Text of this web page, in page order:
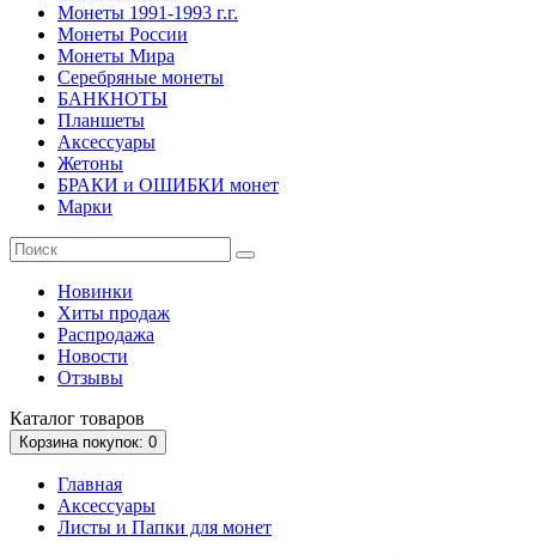
Монеты 1991-1993 г.г.
Монеты России
Монеты Мира
Серебряные монеты
БАНКНОТЫ
Планшеты
Аксессуары
Жетоны
БРАКИ и ОШИБКИ монет
Марки
Новинки
Хиты продаж
Распродажа
Новости
Отзывы
Каталог товаров
Корзинапокупок: 0
Главная
Аксессуары
Листы и Папки для монет